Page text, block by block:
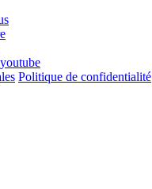
Politique de confidentialité